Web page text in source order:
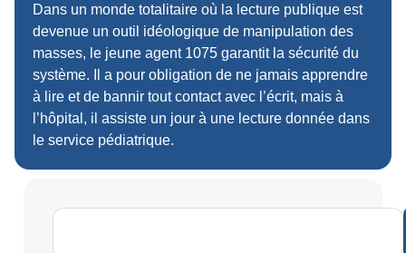
Dans un monde totalitaire où la lecture publique est
devenue un outil idéologique de manipulation des
masses, le jeune agent 1075 garantit la sécurité du
système. Il a pour obligation de ne jamais apprendre
à lire et de bannir tout contact avec l’écrit, mais à
l’hôpital, il assiste un jour à une lecture donnée dans
le service pédiatrique.